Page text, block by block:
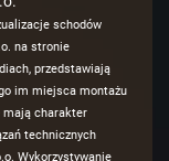
schodów
na stronie
przedstawiają
im miejsca montażu
mają charakter
technicznych
Wykorzystywanie